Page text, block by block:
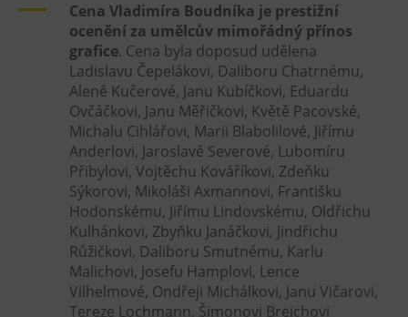
Narozeninové oslavy
Letní tábory
Tematické dárkové poukazy
Pro školy
DOVýuky
Kroužky pro děti
Výjezdní akce
Cena Vladimíra Boudníka je prestižní
ocenění za umělcův mimořádný přínos
grafice. Cena byla doposud udělena
Ladislavu Čepelákovi, Daliboru Chatrnému,
Aleně Kučerové, Janu Kubíčkovi, Eduardu
Ovčáčkovi, Janu Měřičkovi, Květě Pacovské,
Michalu Cihlářovi, Marii Blabolilové, Jiřímu
Anderlovi, Jaroslavě Severové, Lubomíru
Přibylovi, Vojtěchu Kováříkovi, Zdeňku
Sýkorovi, Mikoláši Axmannovi, Františku
Hodonskému, Jiřímu Lindovskému, Oldřichu
Kulhánkovi, Zbyňku Janáčkovi, Jindřichu
Růžičkovi, Daliboru Smutnému, Karlu
Malichovi, Josefu Hamplovi, Lence
Vilhelmové, Ondřeji Michálkovi, Janu Vičarovi,
Tereze Lochmann, Šimonovi Brejchovi